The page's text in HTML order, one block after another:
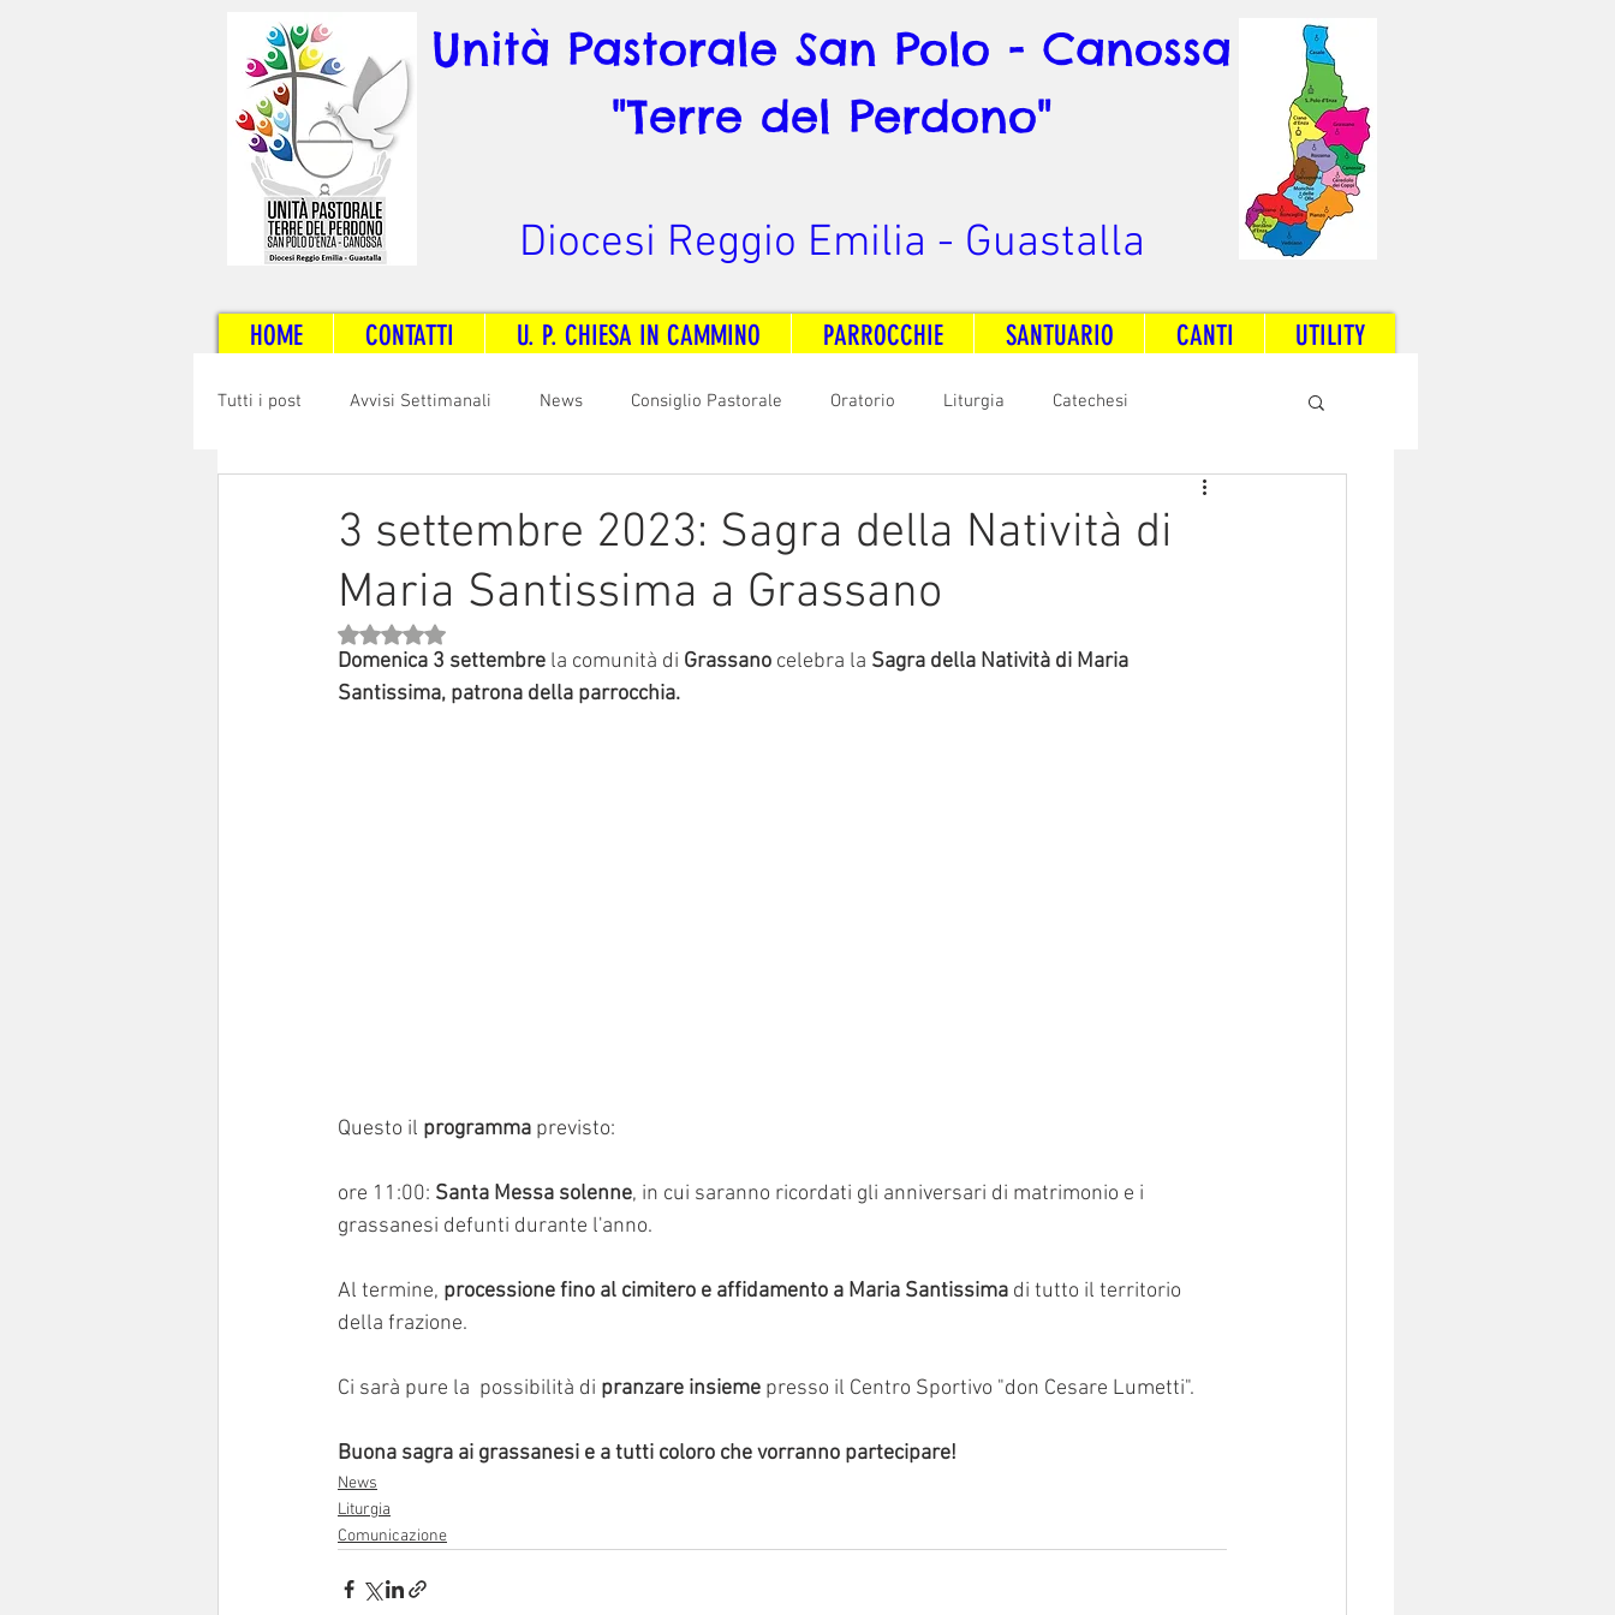
Unità Pastorale San Polo - Canossa
"Terre del Perdono"
Diocesi Reggio Emilia - Guastalla
HOME CONTATTI U. P. CHIESA IN CAMMINO PARROCCHIE SANTUARIO CANTI UTILITY
Tutti i post Avvisi Settimanali News Consiglio Pastorale Oratorio Liturgia Catechesi
Radio Dream Together
Sinodo 2021-23 Anziani e ammalati
3 settembre 2023: Sagra della Natività di
Maria Santissima a Grassano
Valutazione NaN stelle su 5.
Domenica 3 settembre la comunità di Grassano celebra la Sagra della Natività di Maria
Santissima, patrona della parrocchia.
Questo il programma previsto:
ore 11:00: Santa Messa solenne, in cui saranno ricordati gli anniversari di matrimonio e i
grassanesi defunti durante l'anno.
Al termine, processione fino al cimitero e affidamento a Maria Santissima di tutto il territorio
della frazione.
Ci sarà pure la  possibilità di pranzare insieme presso il Centro Sportivo "don Cesare Lumetti".
Buona sagra ai grassanesi e a tutti coloro che vorranno partecipare!
News
Liturgia
Comunicazione